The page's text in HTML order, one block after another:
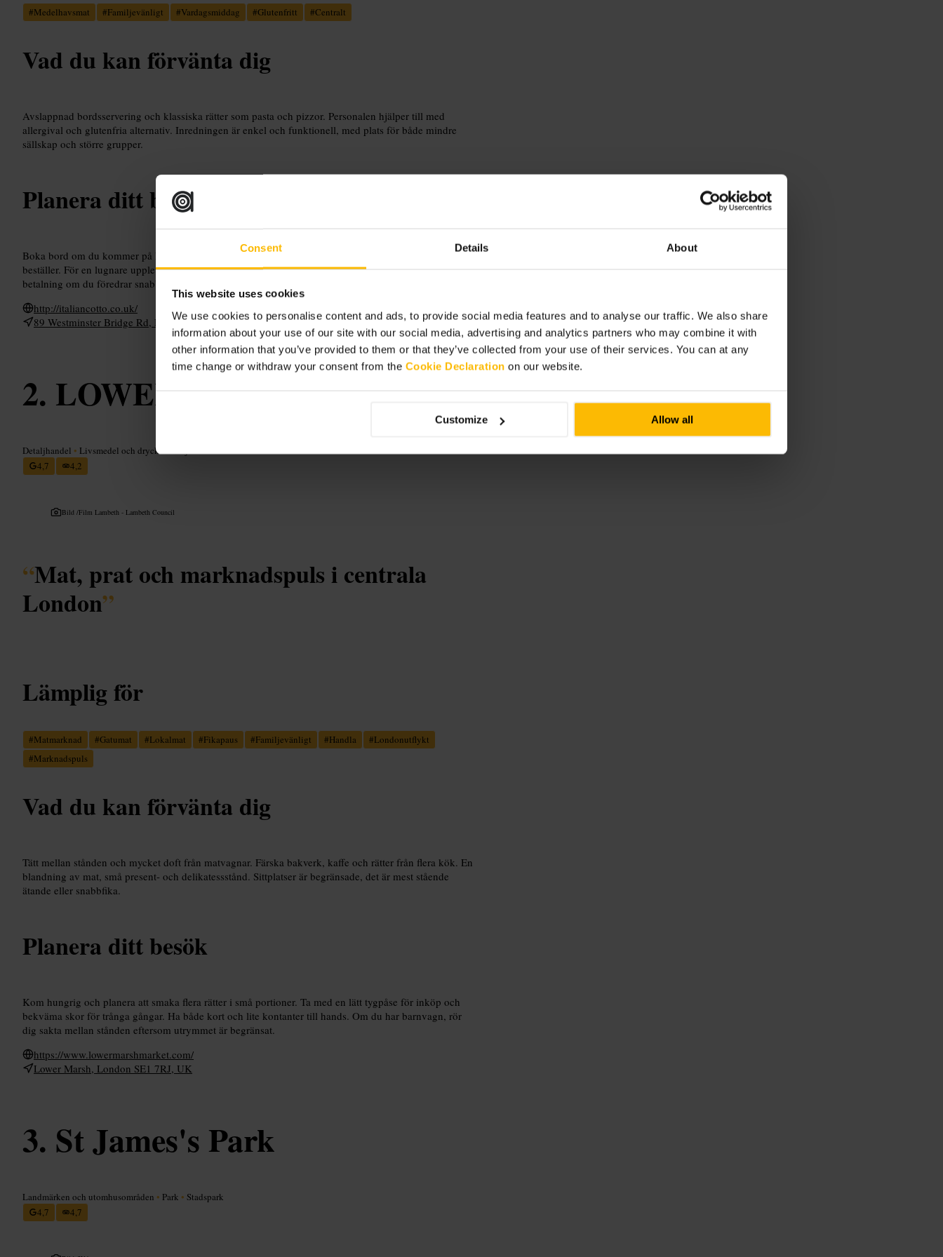
Consent Details About
This website uses cookies
We use cookies to personalise content and ads, to provide social media features and to analyse our traffic. We also share
information about your use of our site with our social media, advertising and analytics partners who may combine it with
other information that you’ve provided to them or that they’ve collected from your use of their services. You can at any
time change or withdraw your consent from the Cookie Declaration on our website.
Customize Allow all
#Medelhavsmat #Familjevänligt #Vardagsmiddag #Glutenfritt #Centralt
Vad du kan förvänta dig
Avslappnad bordsservering och klassiska rätter som pasta och pizzor. Personalen hjälper till med
allergival och glutenfria alternativ. Inredningen är enkel och funktionell, med plats för både mindre
sällskap och större grupper.
Planera ditt besök
Boka bord om du kommer på kvällen eller är i en grupp. Fråga efter glutenfria alternativ direkt när du
beställer. För en lugnare upplevelse, välj lunch eller tidig middag. Ta med betal- eller kontaktlös
betalning om du föredrar snabb service.
http://italiancotto.co.uk/
89 Westminster Bridge Rd, London SE1 7HR, UK
LOWER MARSH MARKET
Detaljhandel • Livsmedel och dryck - detaljhandel
4,7
4,2
Bild /Film Lambeth - Lambeth Council
“Mat, prat och marknadspuls i centrala
London”
Lämplig för
#Matmarknad #Gatumat #Lokalmat #Fikapaus #Familjevänligt #Handla #Londonutflykt
#Marknadspuls
Vad du kan förvänta dig
Tätt mellan stånden och mycket doft från matvagnar. Färska bakverk, kaffe och rätter från flera kök. En
blandning av mat, små present- och delikatessstånd. Sittplatser är begränsade, det är mest stående
ätande eller snabbfika.
Planera ditt besök
Kom hungrig och planera att smaka flera rätter i små portioner. Ta med en lätt tygpåse för inköp och
bekväma skor för trånga gångar. Ha både kort och lite kontanter till hands. Om du har barnvagn, rör
dig sakta mellan stånden eftersom utrymmet är begränsat.
https://www.lowermarshmarket.com/
Lower Marsh, London SE1 7RJ, UK
St James's Park
Landmärken och utomhusområden • Park • Stadspark
4,7
4,7